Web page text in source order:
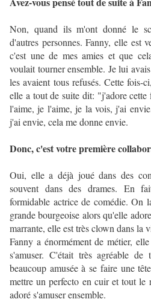
Non, quand ils m'ont donné le
d'autres personnes. Fanny, elle est
c'est une de mes amies et que
voulait tourner ensemble. Je lui
les avaient tous refusés. Cette fois-
elle a tout de suite dit: "j'adore cette
l'aime, je l'aime, je la vois, j'ai
j'ai envie, cela me donne envie.
Donc, c'est votre première
Oui, elle a déjà joué dans des
souvent dans des drames. En
formidable actrice de comédie. On
grande bourgeoise alors qu'elle
marrante, elle est très clown dans la
Fanny a énormément de métier,
s'amuser. C'était très agréable
beaucoup amusée à se faire une
mettre un perfecto en cuir et tout le
adoré s'amuser ensemble.